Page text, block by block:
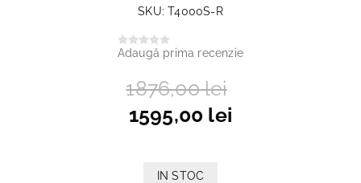
SKU: T4000S-R
Adaugă prima recenzie
1876,00 lei
1595,00 lei
IN STOC